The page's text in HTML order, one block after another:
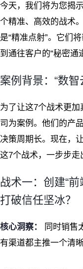
今天，我们将为您揭
个精准、高效的战术
是“精准点射”。它们
到通往客户的“秘密通
案例背景：“数
为了让这7个战术更加
司为案例。他们的产
决策周期长。现在，
这7个战术，一步步走
战术一：创建“
打破信任坚冰？
核心洞察：
同时销售
有渠道都主推一个清